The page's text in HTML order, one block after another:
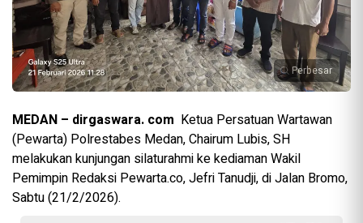
Perbesar
MEDAN – dirgaswara. com Ketua Persatuan Wartawan
(Pewarta) Polrestabes Medan, Chairum Lubis, SH
melakukan kunjungan silaturahmi ke kediaman Wakil
Pemimpin Redaksi Pewarta.co, Jefri Tanudji, di Jalan Bromo,
Sabtu (21/2/2026).